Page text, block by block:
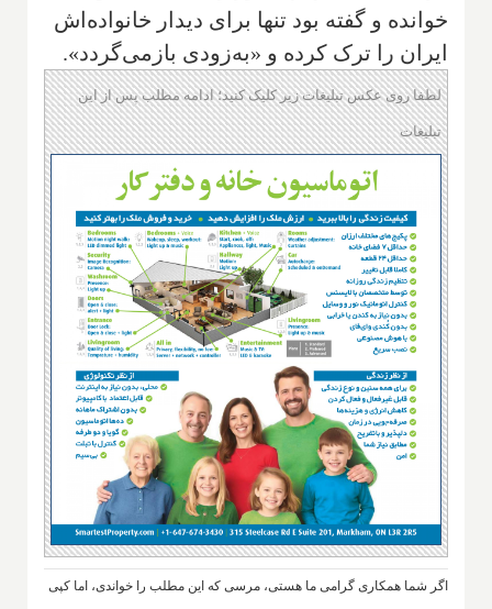
خوانده و گفته بود تنها برای دیدار خانواده‌اش
ایران را ترک کرده و «به‌زودی بازمی‌گردد».
لطفا روی عکس تبلیغات زیر کلیک کنید؛ ادامه مطلب پس از این
تبلیغات
اگر شما همکاری گرامی ما هستی، مرسی که این مطلب را خواندی، اما کپی